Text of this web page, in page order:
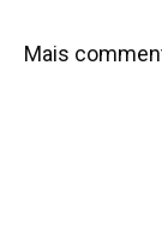
Mais